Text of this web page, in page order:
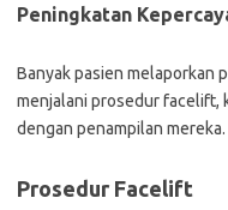
Peningkatan
Banyak pasien melaporkan
menjalani prosedur facelift,
dengan penampilan mereka.
Prosedur Facelift